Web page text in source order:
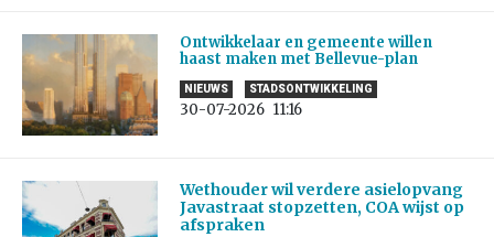
Ontwikkelaar en gemeente willen
haast maken met Bellevue-plan
NIEUWS STADSONTWIKKELING
30-07-2026 11:16
Wethouder wil verdere asielopvang
Javastraat stopzetten, COA wijst op
afspraken